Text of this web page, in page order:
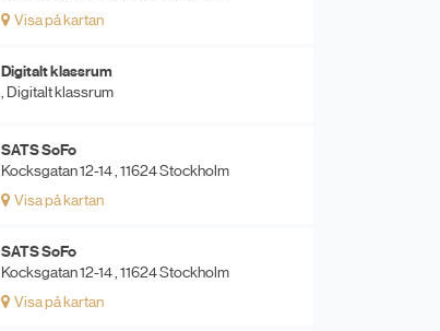
Visa på kartan
Digitalt klassrum
, Digitalt klassrum
SATS SoFo
Kocksgatan 12-14 , 11624 Stockholm
Visa på kartan
SATS SoFo
Kocksgatan 12-14 , 11624 Stockholm
Visa på kartan